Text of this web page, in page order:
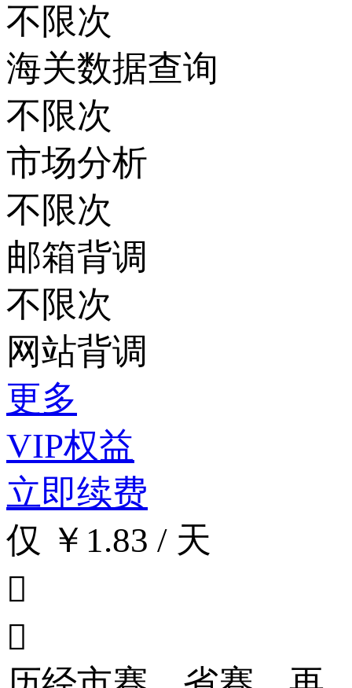
不限次
海关数据查询
不限次
市场分析
不限次
邮箱背调
不限次
网站背调
更多
VIP权益
立即续费
仅 ￥1.83 / 天

